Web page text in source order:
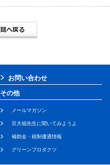
お問い合わせ
その他
メールマガジン
豆大福先生に聞いてみようよ
補助金・税制優遇情報
グリーンプロダクツ